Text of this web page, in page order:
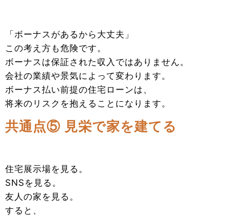
「ボーナスがあるから大丈夫」
この考え方も危険です。
ボーナスは保証された収入ではありません。
会社の業績や景気によって変わります。
ボーナス払い前提の住宅ローンは、
将来のリスクを抱えることになります。
共通点⑤ 見栄で家を建てる
住宅展示場を見る。
SNSを見る。
友人の家を見る。
すると、